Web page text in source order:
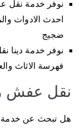
نوفر خدمة نقل
احدث الادوات
ضجيج
نوفر خدمة دينا
فهرسة الاثاث
نقل عفش
هل تبحث عن